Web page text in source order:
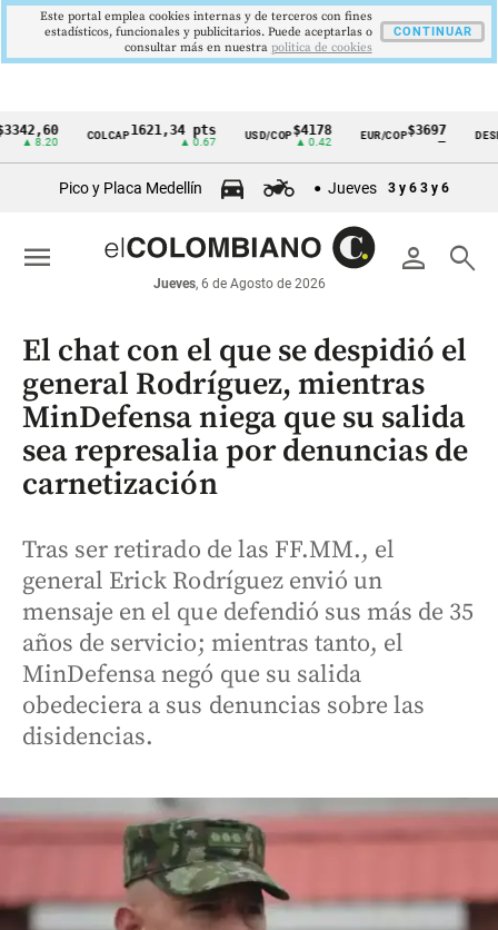
Cintillo
económicos
Colombia
COLCAP1621,34 pts USD/COP$4178
▲ 0.42
EUR/COP$3697
—
Pico y Placa Medellín Jueves 3 y 6 3 y 6
person search
Jueves, 6 de Agosto de 2026
menu
El chat con el que se despidió el
general Rodríguez, mientras
MinDefensa niega que su salida
sea represalia por denuncias de
carnetización
Tras ser retirado de las FF.MM., el
general Erick Rodríguez envió un
mensaje en el que defendió sus más de 35
años de servicio; mientras tanto, el
MinDefensa negó que su salida
obedeciera a sus denuncias sobre las
disidencias.
Este portal emplea cookies internas y de terceros con fines
estadísticos, funcionales y publicitarios. Puede aceptarlas o
consultar más en nuestra politica de cookies
CONTINUAR